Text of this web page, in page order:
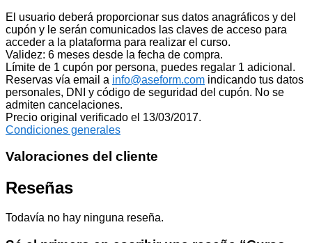
El usuario deberá proporcionar sus datos anagráficos y del
cupón y le serán comunicados las claves de acceso para
acceder a la plataforma para realizar el curso.
Validez: 6 meses desde la fecha de compra.
Límite de 1 cupón por persona, puedes regalar 1 adicional.
Reservas vía email a info@aseform.com indicando tus datos
personales, DNI y código de seguridad del cupón. No se
admiten cancelaciones.
Precio original verificado el 13/03/2017.
Condiciones generales
Valoraciones del cliente
Reseñas
Todavía no hay ninguna reseña.